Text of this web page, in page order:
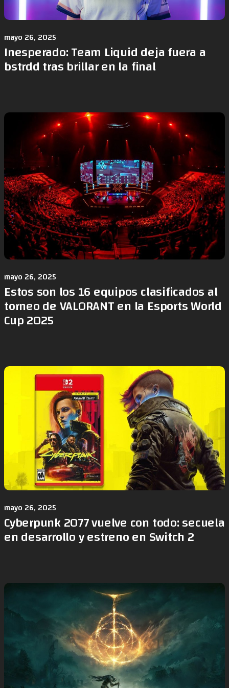
mayo 26, 2025
Inesperado: Team Liquid deja fuera a
bstrdd tras brillar en la final
mayo 26, 2025
Estos son los 16 equipos clasificados al
torneo de VALORANT en la Esports World
Cup 2025
mayo 26, 2025
Cyberpunk 2077 vuelve con todo: secuela
en desarrollo y estreno en Switch 2